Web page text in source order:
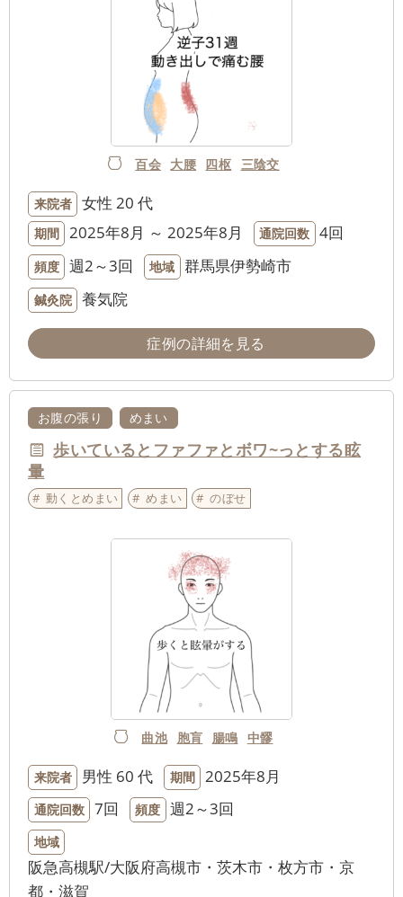
百会 大腰 四枢 三陰交
来院者 女性 20 代
期間 2025年8月 ～ 2025年8月 通院回数 4回
頻度 週2～3回 地域 群馬県伊勢崎市
鍼灸院 養気院
症例の詳細を見る
お腹の張り めまい
歩いているとファファとボワ~っとする眩
暈
動くとめまい めまい のぼせ
曲池 胞肓 腸鳴 中髎
来院者 男性 60 代 期間 2025年8月
通院回数 7回 頻度 週2～3回
地域
阪急高槻駅/大阪府高槻市・茨木市・枚方市・京
都・滋賀